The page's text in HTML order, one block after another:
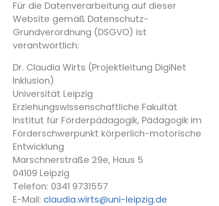
Für die Datenverarbeitung auf dieser
Website gemäß Datenschutz-
Grundverordnung (DSGVO) ist
verantwortlich:
Dr. Claudia Wirts (Projektleitung DigiNet
Inklusion)
Universität Leipzig
Erziehungswissenschaftliche Fakultät
Institut für Förderpädagogik, Pädagogik im
Förderschwerpunkt körperlich-motorische
Entwicklung
Marschnerstraße 29e, Haus 5
04109 Leipzig
Telefon: 0341 9731557
E-Mail: claudia.wirts@uni-leipzig.de